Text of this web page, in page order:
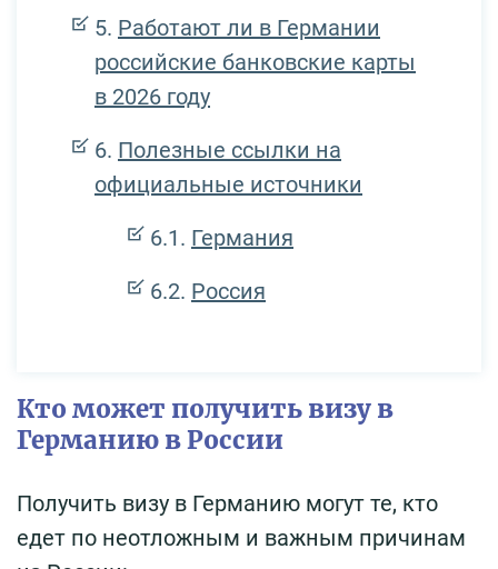
Работают ли в Германии
российские банковские карты
в 2026 году
Полезные ссылки на
официальные источники
Германия
Россия
Кто может получить визу в
Германию в России
Получить визу в Германию могут те, кто
едет по неотложным и важным причинам